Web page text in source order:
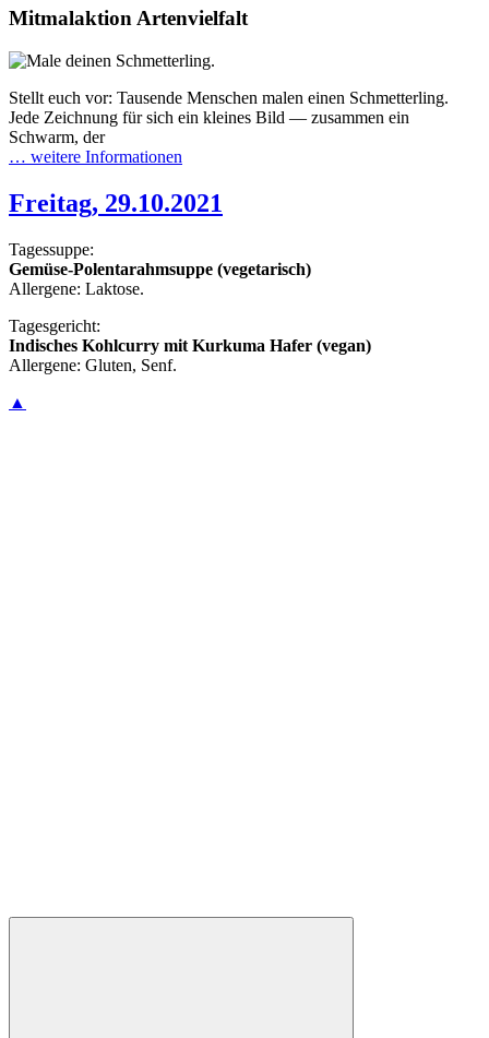
Mitmalaktion Artenvielfalt
Stellt euch vor: Tausende Menschen malen einen Schmetterling.
Jede Zeichnung für sich ein kleines Bild — zusammen ein
Schwarm, der
… weitere Informationen
Freitag, 29.10.2021
Tagessuppe:
Gemüse-Polentarahmsuppe (vegetarisch)
Allergene: Laktose.
Tagesgericht:
Indisches Kohlcurry mit Kurkuma Hafer (vegan)
Allergene: Gluten, Senf.
▲